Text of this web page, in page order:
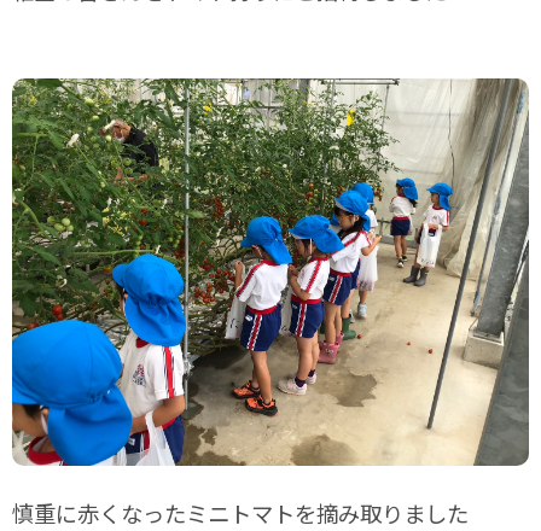
慎重に赤くなったミニトマトを摘み取りました